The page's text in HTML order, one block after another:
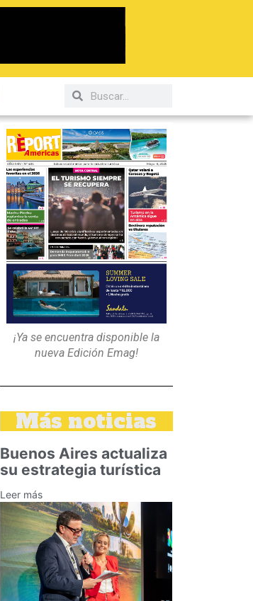
¡Ya se encuentra disponible la
nueva Edición Emag!
Más noticias
Buenos Aires actualiza
su estrategia turística
Leer más